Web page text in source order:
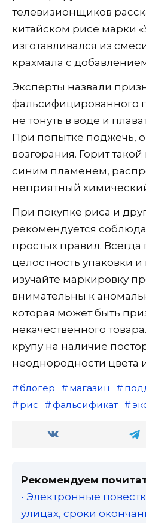
телевизионщиков
китайском рисе марки
изготавливался из
крахмала с
Эксперты назвали
фальсифицированного
не тонуть в воде и
При попытке поджечь,
возгорания. Горит
синим пламенем,
неприятный
При покупке риса и
рекомендуется
простых правил. Всегда
целостность упаковки
изучайте маркировку
внимательны к
которая может быть
некачественного
крупу на наличие
неоднородности цвета
блогер магазин
рис
фальсификат
Рекомендуем
• Электронные
улицах, сроки